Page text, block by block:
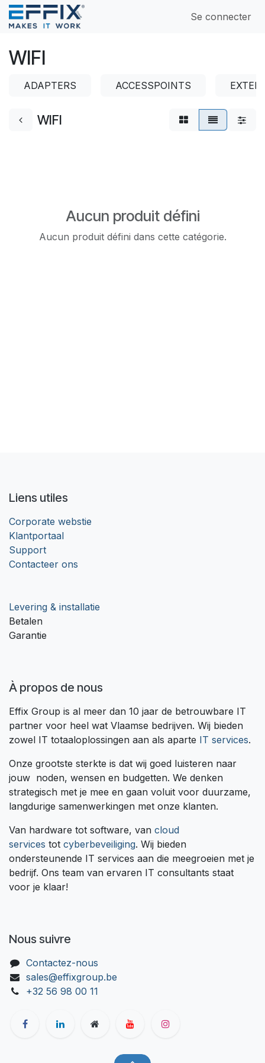
Se rendre au contenu
Se connecter
WIFI
ADAPTERS ACCESSPOINTS
WIFI
Aucun produit défini
Aucun produit défini dans cette catégorie.
Liens utiles
Corporate webstie
Klantportaal
Support
Contacteer ons
Levering & installatie
Betalen
Garantie
À propos de nous
Effix Group is al meer dan 10 jaar de betrouwbare IT
partner voor heel wat Vlaamse bedrijven. Wij bieden
zowel IT totaaloplossingen aan als aparte IT services.
Onze grootste sterkte is dat wij goed luisteren naar
jouw noden, wensen en budgetten. We denken
strategisch met je mee en gaan voluit voor duurzame,
langdurige samenwerkingen met onze klanten.
Van hardware tot software, van cloud
services tot cyberbeveiliging. Wij bieden
ondersteunende IT services aan die meegroeien met je
bedrijf. Ons team van ervaren IT consultants staat
voor je klaar!
Nous suivre
Contactez-nous
sales@effixgroup.be
+32 56 98 00 11